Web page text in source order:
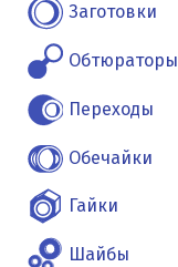
Заготовки
Обтюраторы
Переходы
Обечайки
Гайки
Шайбы